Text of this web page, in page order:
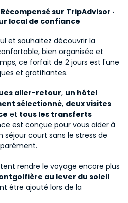
Récompensé sur TripAdvisor ·
local de confiance
et souhaitez découvrir la
bien organisée et
ce forfait de 2 jours est l'une
et gratifiantes.
aller-retour, un hôtel
sélectionné, deux visites
et tous les transferts
est conçue pour vous aider à
court sans le stress de
rendre le voyage encore plus
au lever du soleil
être ajouté lors de la